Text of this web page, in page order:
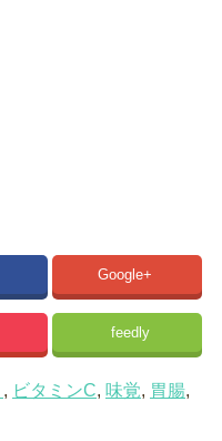
Google+
feedly
, ビタミンC, 味覚, 胃腸,